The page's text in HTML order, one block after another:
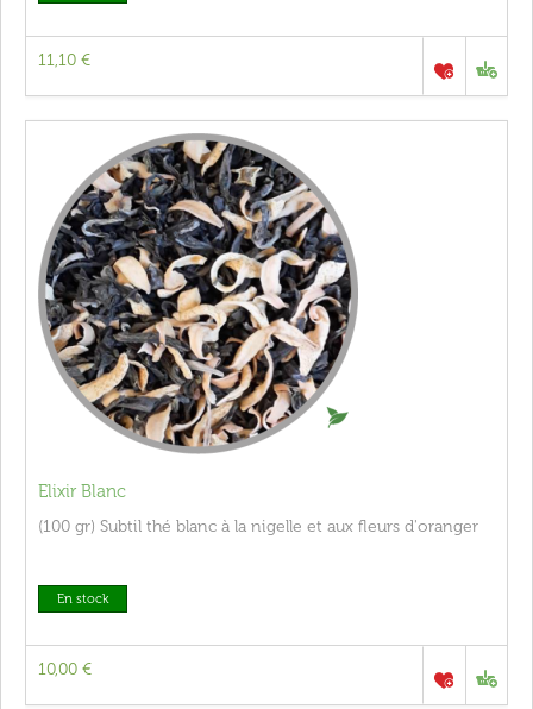
11,10 €
Elixir Blanc
(100 gr) Subtil thé blanc à la nigelle et aux fleurs d'oranger
En stock
10,00 €